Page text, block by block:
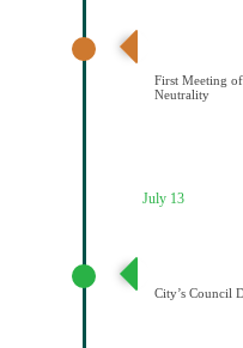
First Meeting
Neutrality
July 13
City’s Council